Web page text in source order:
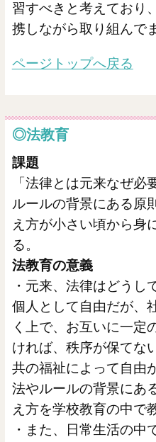
習すべきと考えており
携しながら取り組んで
ページトップへ戻る
◎法教育
課題
「法律とは元来なぜ必
ルールの背景にある原
え方が小さい頃から身
る。
法教育の意義
・元来、法律はどうし
個人として自由だが、
く上で、お互いに一定
ければ、秩序が保てな
共の福祉によって自由
法やルールの背景にあ
え方を学校教育の中で
・また、日常生活の中